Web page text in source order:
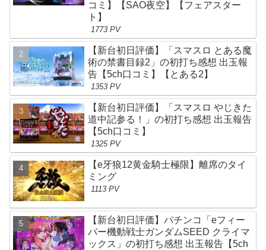
コミ】【SAO夜空】【フェアスター
ト】
1773 PV
【新台初日評価】「スマスロ とある魔
術の禁書目録2」の初打ち感想 出玉報
告【5ch口コミ】【とある2】
1353 PV
【新台初日評価】「スマスロ やじきた
道中記参る！」の初打ち感想 出玉報告
【5ch口コミ】
1325 PV
【e牙狼12黄金騎士極限】離席のタイ
ミング
1113 PV
【新台初日評価】パチンコ「eフィー
バー機動戦士ガンダムSEED クライマ
ックス」の初打ち感想 出玉報告【5ch